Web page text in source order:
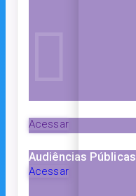
Acessar
Audiências Públicas
Acessar